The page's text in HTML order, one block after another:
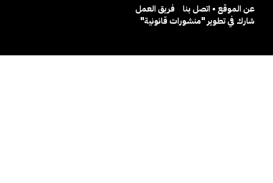
عن الموقع • اتصل بنا
فريق العمل
شارك في تطوير "منشورات قانونية"